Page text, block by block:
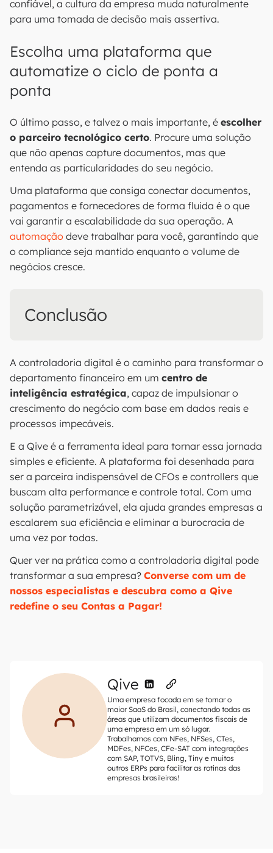
confiável, a cultura da empresa muda naturalmente
para uma tomada de decisão mais assertiva.
Escolha uma plataforma que
automatize o ciclo de ponta a
ponta
O último passo, e talvez o mais importante, é escolher
o parceiro tecnológico certo. Procure uma solução
que não apenas capture documentos, mas que
entenda as particularidades do seu negócio.
Uma plataforma que consiga conectar documentos,
pagamentos e fornecedores de forma fluida é o que
vai garantir a escalabilidade da sua operação. A
automação deve trabalhar para você, garantindo que
o compliance seja mantido enquanto o volume de
negócios cresce.
Conclusão
A controladoria digital é o caminho para transformar o
departamento financeiro em um centro de
inteligência estratégica, capaz de impulsionar o
crescimento do negócio com base em dados reais e
processos impecáveis.
E a Qive é a ferramenta ideal para tornar essa jornada
simples e eficiente. A plataforma foi desenhada para
ser a parceira indispensável de CFOs e controllers que
buscam alta performance e controle total. Com uma
solução parametrizável, ela ajuda grandes empresas a
escalarem sua eficiência e eliminar a burocracia de
uma vez por todas.
Quer ver na prática como a controladoria digital pode
transformar a sua empresa? Converse com um de
nossos especialistas e descubra como a Qive
redefine o seu Contas a Pagar!
Qive
Uma empresa focada em se tornar o
maior SaaS do Brasil, conectando todas as
áreas que utilizam documentos fiscais de
uma empresa em um só lugar.
Trabalhamos com NFes, NFSes, CTes,
MDFes, NFCes, CFe-SAT com integrações
com SAP, TOTVS, Bling, Tiny e muitos
outros ERPs para facilitar as rotinas das
empresas brasileiras!